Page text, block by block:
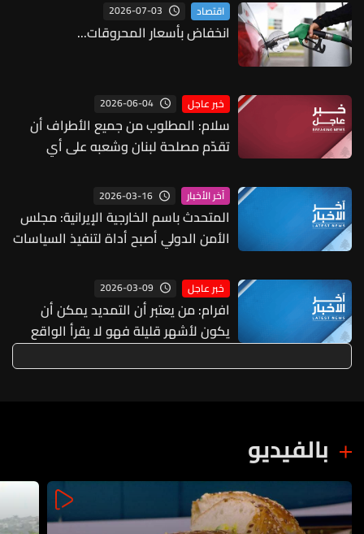
اقتصاد 2026-07-03
انخفاض بأسعار المحروقات...
خبر عاجل 2026-06-04
سلام: المطلوب من جميع الأطراف أن
تقدّم مصلحة لبنان وشعبه على أي
مسؤولياتها ومن يرفض أو يماطل يتحمّل
وحده وزر ما قد يترتّب على ذلك أمام
التاريخ والأهم أمام الشعب اللبناني الذي
عانى الكثير وقدّم أكبر التضحيات
آخر الأخبار 2026-03-16
المتحدث باسم الخارجية الإيرانية: مجلس
الأمن الدولي أصبح أداة لتنفيذ السياسات
خبر عاجل 2026-03-09
افرام: من يعتبر أن التمديد يمكن أن
يكون لأشهر قليلة فهو لا يقرأ الواقع
جيدًا فكيان لبنان بخطر والمطروح هذه
المرة على الطاولة هو اتفاقية سلام مع
بالفيديو